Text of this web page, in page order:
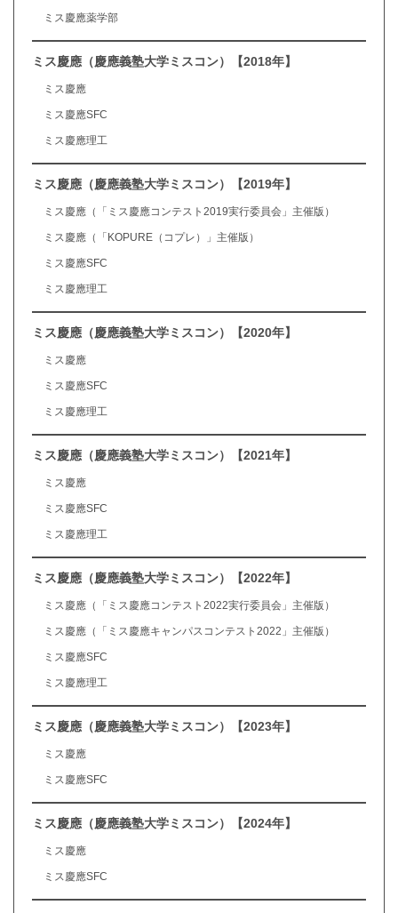
ミス慶應薬学部
ミス慶應（慶應義塾大学ミスコン）【2018年】
ミス慶應
ミス慶應SFC
ミス慶應理工
ミス慶應（慶應義塾大学ミスコン）【2019年】
ミス慶應（「ミス慶應コンテスト2019実行委員会」主催版）
ミス慶應（「KOPURE（コプレ）」主催版）
ミス慶應SFC
ミス慶應理工
ミス慶應（慶應義塾大学ミスコン）【2020年】
ミス慶應
ミス慶應SFC
ミス慶應理工
ミス慶應（慶應義塾大学ミスコン）【2021年】
ミス慶應
ミス慶應SFC
ミス慶應理工
ミス慶應（慶應義塾大学ミスコン）【2022年】
ミス慶應（「ミス慶應コンテスト2022実行委員会」主催版）
ミス慶應（「ミス慶應キャンパスコンテスト2022」主催版）
ミス慶應SFC
ミス慶應理工
ミス慶應（慶應義塾大学ミスコン）【2023年】
ミス慶應
ミス慶應SFC
ミス慶應（慶應義塾大学ミスコン）【2024年】
ミス慶應
ミス慶應SFC